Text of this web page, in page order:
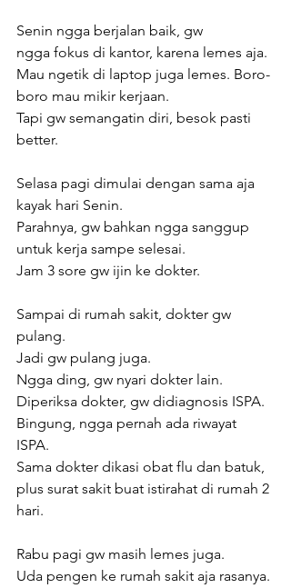
Senin ngga berjalan baik, gw
ngga fokus di kantor, karena lemes aja.
Mau ngetik di laptop juga lemes. Boro-
boro mau mikir kerjaan.
Tapi gw semangatin diri, besok pasti
better.
Selasa pagi dimulai dengan sama aja
kayak hari Senin.
Parahnya, gw bahkan ngga sanggup
untuk kerja sampe selesai.
Jam 3 sore gw ijin ke dokter.
Sampai di rumah sakit, dokter gw
pulang.
Jadi gw pulang juga.
Ngga ding, gw nyari dokter lain.
Diperiksa dokter, gw didiagnosis ISPA.
Bingung, ngga pernah ada riwayat
ISPA.
Sama dokter dikasi obat flu dan batuk,
plus surat sakit buat istirahat di rumah 2
hari.
Rabu pagi gw masih lemes juga.
Uda pengen ke rumah sakit aja rasanya.